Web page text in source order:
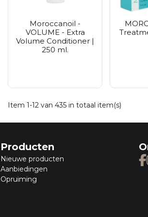
Moroccanoil -
VOLUME - Extra
Volume Conditioner |
250 ml.
Item 1-12 van 435 in totaal item(s)
Producten
Nieuwe producten
Aanbiedingen
Opruiming